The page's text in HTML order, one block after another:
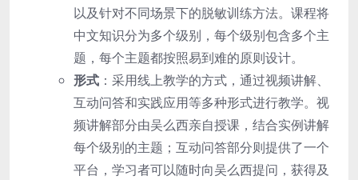
以及针对不同场景下的脱敏训练方法。课程将
中文知识分为多个级别，每个级别包含多个主
题，每个主题都按照易到难的原则设计。
形式 ：采用线上教学的方式，通过视频讲解、
互动问答和实践应用等多种形式进行教学。视
频讲解部分由吴么西亲自授课，结合实例讲解
每个级别的主题；互动问答部分则提供了一个
平台，学习者可以随时向吴么西提问，获得及